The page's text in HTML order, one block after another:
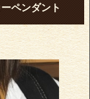
ペンダント